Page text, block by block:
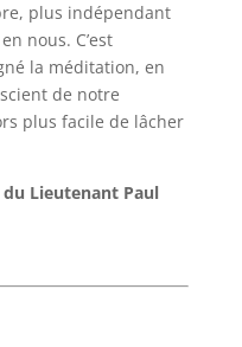
plus indépendant
nous. C’est
la méditation, en
de notre
plus facile de lâcher
du Lieutenant Paul